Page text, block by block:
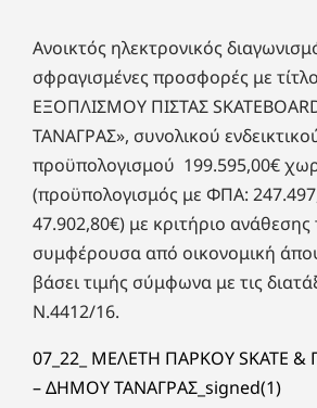
Ανοικτός ηλεκτρονικός
σφραγισμένες προσφορές με
ΕΞΟΠΛΙΣΜΟΥ ΠΙΣΤΑΣ
ΤΑΝΑΓΡΑΣ», συνολικού
προϋπολογισμού 199.595,00€
(προϋπολογισμός με ΦΠΑ:
47.902,80€) με κριτήριο
συμφέρουσα από οικονομική
βάσει τιμής σύμφωνα με τις
Ν.4412/16.
07_22_ ΜΕΛΕΤΗ ΠΑΡΚΟΥ SKATE &
– ΔΗΜΟΥ ΤΑΝΑΓΡΑΣ_signed(1)